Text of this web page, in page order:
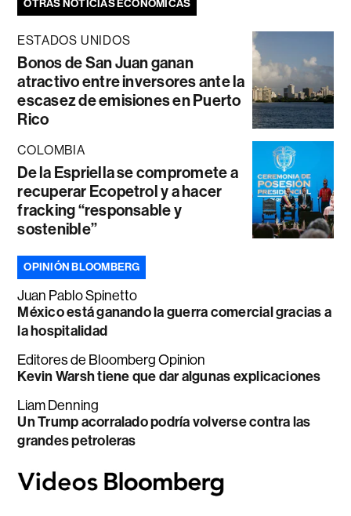
OTRAS NOTICIAS ECONÓMICAS
ESTADOS UNIDOS
Bonos de San Juan ganan
atractivo entre inversores ante la
escasez de emisiones en Puerto
Rico
COLOMBIA
De la Espriella se compromete a
recuperar Ecopetrol y a hacer
fracking “responsable y
sostenible”
OPINIÓN BLOOMBERG
Juan Pablo Spinetto
México está ganando la guerra comercial gracias a
la hospitalidad
Editores de Bloomberg Opinion
Kevin Warsh tiene que dar algunas explicaciones
Liam Denning
Un Trump acorralado podría volverse contra las
grandes petroleras